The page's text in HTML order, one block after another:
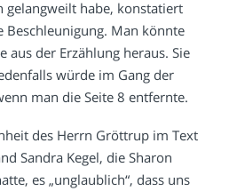
gelangweilt habe, konstatiert
Beschleunigung. Man könnte
aus der Erzählung heraus. Sie
würde im Gang der
man die Seite 8 entfernte.
des Herrn Gröttrup im Text
Sandra Kegel, die Sharon
es „unglaublich“, dass uns